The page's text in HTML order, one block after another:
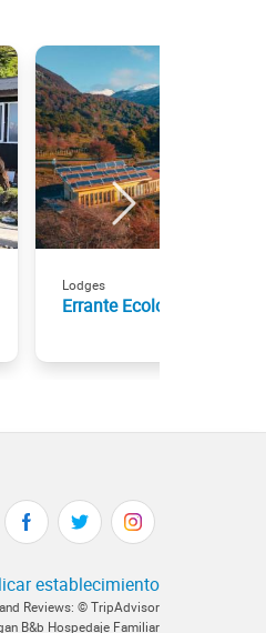
Lodges
Errante Ecolodge
establecimiento
Reviews: © TripAdvisor
B&b Hospedaje Familiar